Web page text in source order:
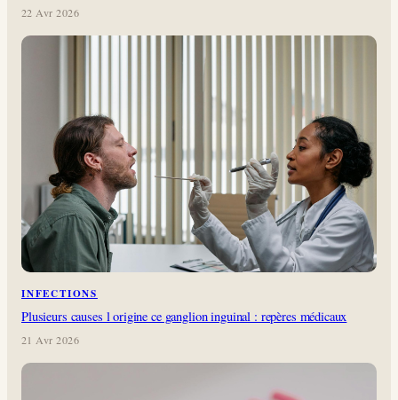
22 Avr 2026
INFECTIONS
Plusieurs causes l origine ce ganglion inguinal : repères médicaux
21 Avr 2026